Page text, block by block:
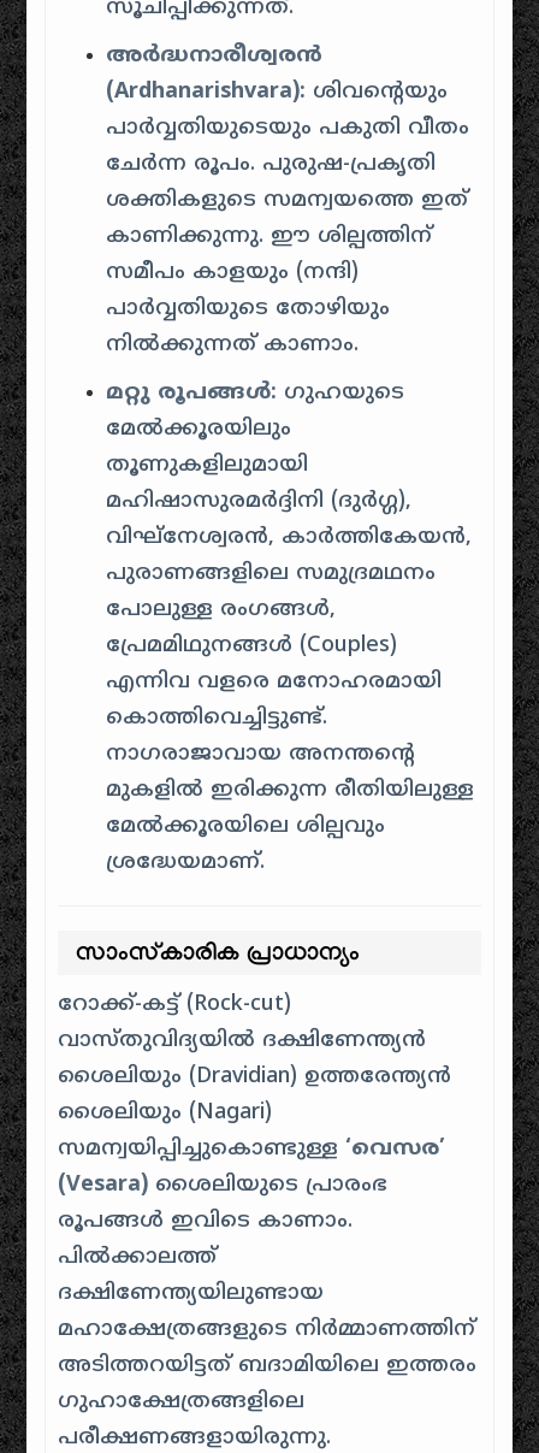
സൂചിപ്പിക്കുന്നത്.
അർദ്ധനാരീശ്വരൻ
(Ardhanarishvara): ശിവന്റെയും
പാർവ്വതിയുടെയും പകുതി വീതം
ചേർന്ന രൂപം. പുരുഷ-പ്രകൃതി
ശക്തികളുടെ സമന്വയത്തെ ഇത്
കാണിക്കുന്നു. ഈ ശില്പത്തിന്
സമീപം കാളയും (നന്ദി)
പാർവ്വതിയുടെ തോഴിയും
നിൽക്കുന്നത് കാണാം.
മറ്റു രൂപങ്ങൾ: ഗുഹയുടെ
മേൽക്കൂരയിലും
തൂണുകളിലുമായി
മഹിഷാസുരമർദ്ദിനി (ദുർഗ്ഗ),
വിഘ്നേശ്വരൻ, കാർത്തികേയൻ,
പുരാണങ്ങളിലെ സമുദ്രമഥനം
പോലുള്ള രംഗങ്ങൾ,
പ്രേമമിഥുനങ്ങൾ (Couples)
എന്നിവ വളരെ മനോഹരമായി
കൊത്തിവെച്ചിട്ടുണ്ട്.
നാഗരാജാവായ അനന്തന്റെ
മുകളിൽ ഇരിക്കുന്ന രീതിയിലുള്ള
മേൽക്കൂരയിലെ ശില്പവും
ശ്രദ്ധേയമാണ്.
സാംസ്കാരിക പ്രാധാന്യം
റോക്ക്-കട്ട് (Rock-cut)
വാസ്തുവിദ്യയിൽ ദക്ഷിണേന്ത്യൻ
ശൈലിയും (Dravidian) ഉത്തരേന്ത്യൻ
ശൈലിയും (Nagari)
സമന്വയിപ്പിച്ചുകൊണ്ടുള്ള‘വെസര’
(Vesara) ശൈലിയുടെ പ്രാരംഭ
രൂപങ്ങൾ ഇവിടെ കാണാം.
പിൽക്കാലത്ത്
ദക്ഷിണേന്ത്യയിലുണ്ടായ
മഹാക്ഷേത്രങ്ങളുടെ നിർമ്മാണത്തിന്
അടിത്തറയിട്ടത് ബദാമിയിലെ ഇത്തരം
ഗുഹാക്ഷേത്രങ്ങളിലെ
പരീക്ഷണങ്ങളായിരുന്നു.